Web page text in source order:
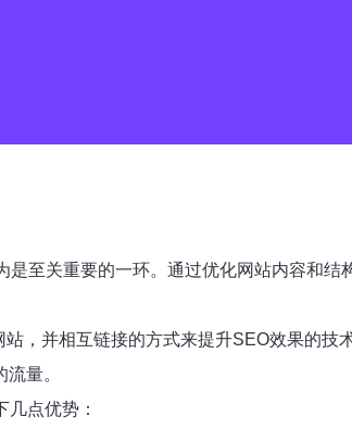
至关重要的一环。通过优化网站内容和
，并相互链接的方式来提升SEO效果的
量。
点优势：